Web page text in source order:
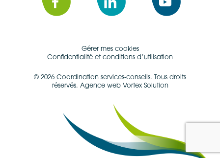
Facebook LinkedIn YouTube
© 2026 Coordination services-conseils.
Tous droits
réservés. Agence web Vortex Solution
Confidentialité et conditions d’utilisation
Gérer mes cookies